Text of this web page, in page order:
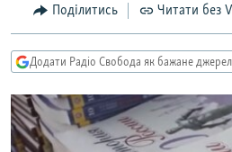
пошукуКУЛЬТУРА
УКРАЇНА
СВІТ
КРИМ.РЕАЛІЇ
СХЕМИ
КИТАЙ.ВИКЛИКИ
МУЛЬТИМЕДІА
Поділитись Читати без
Додати Радіо Свобода як бажане